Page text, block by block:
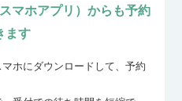
マホアプリ）からも予約
ます
ホにダウンロードして、予約